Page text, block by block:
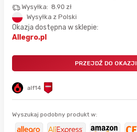
alf14
Wysyłka: 8.90 zł
Wysyłka z Polski
Okazja dostępna w sklepie:
Allegro.pl
PRZEJDŹ DO OKAZJI
Wyszukaj podobny produkt w: